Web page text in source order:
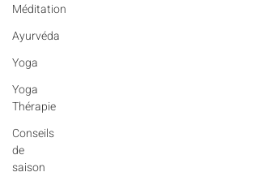
Méditation
Ayurvéda
Yoga
Yoga
Thérapie
Conseils
de
saison